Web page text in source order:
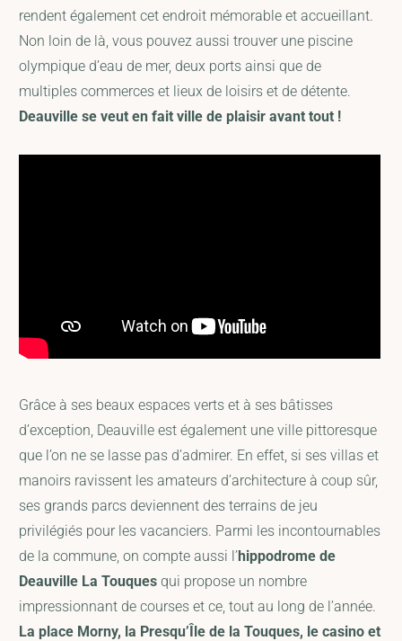
rendent également cet endroit mémorable et accueillant.
Non loin de là, vous pouvez aussi trouver une piscine
olympique d’eau de mer, deux ports ainsi que de
multiples commerces et lieux de loisirs et de détente.
Deauville se veut en fait ville de plaisir avant tout !
Grâce à ses beaux espaces verts et à ses bâtisses
d’exception, Deauville est également une ville pittoresque
que l’on ne se lasse pas d’admirer. En effet, si ses villas et
manoirs ravissent les amateurs d’architecture à coup sûr,
ses grands parcs deviennent des terrains de jeu
privilégiés pour les vacanciers. Parmi les incontournables
de la commune, on compte aussi l’hippodrome de
Deauville La Touques qui propose un nombre
impressionnant de courses et ce, tout au long de l’année.
La place Morny, la Presqu’Île de la Touques, le casino et